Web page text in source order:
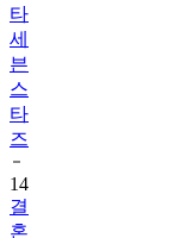
타
세
븐
스
타
즈
14
결
혼